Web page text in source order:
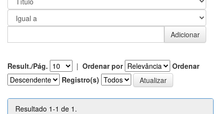
Result./Pág. | Ordenar por
Ordenar
Registro(s)
Resultado 1-1 de 1.